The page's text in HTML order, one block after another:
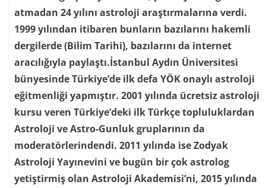
atmadan 24 yılını astroloji araştırmalarına verdi.
1999 yılından itibaren bunların bazılarını hakemli
dergilerde (Bilim Tarihi), bazılarını da internet
aracılığıyla paylaştı.İstanbul Aydın Üniversitesi
bünyesinde Türkiye’de ilk defa YÖK onaylı astroloji
eğitmenliği yapmıştır. 2001 yılında ücretsiz astroloji
kursu veren Türkiye’deki ilk Türkçe topluluklardan
Astroloji ve Astro-Gunluk gruplarının da
moderatörlerindendi. 2011 yılında ise Zodyak
Astroloji Yayınevini ve bugün bir çok astrolog
yetiştirmiş olan Astroloji Akademisi’ni, 2015 yılında